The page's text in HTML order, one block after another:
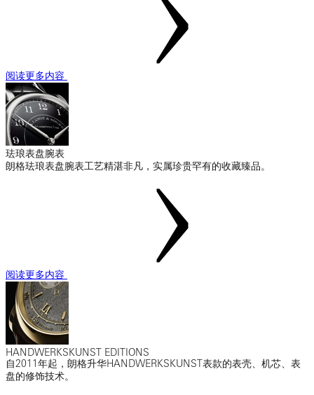
阅读更多内容
珐琅表盘腕表
朗格珐琅表盘腕表工艺精湛非凡，实属珍贵罕有的收藏臻品。
阅读更多内容
HANDWERKSKUNST EDITIONS
自2011年起，朗格升华HANDWERKSKUNST表款的表壳、机芯、表
盘的修饰技术。